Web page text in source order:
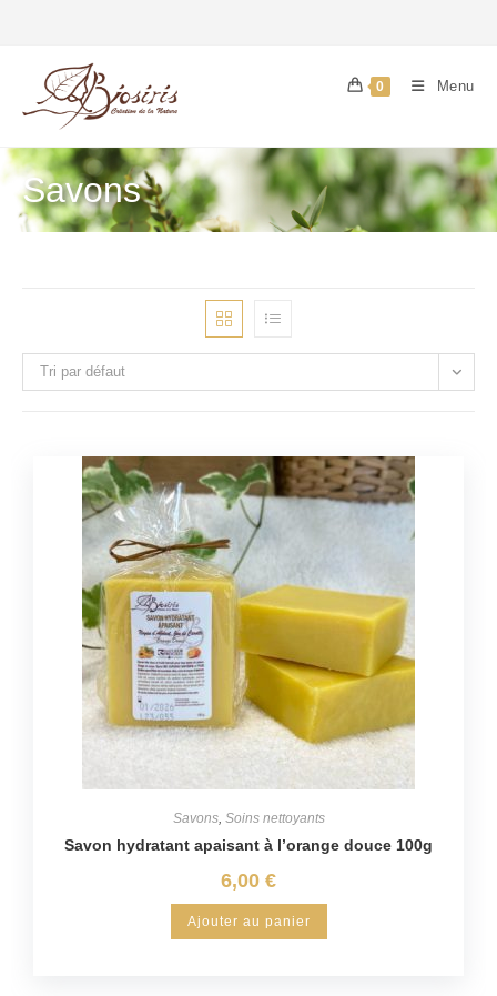
0 Menu
Savons
Tri par défaut
Savons, Soins nettoyants
Savon hydratant apaisant à l’orange douce 100g
6,00 €
Ajouter au panier